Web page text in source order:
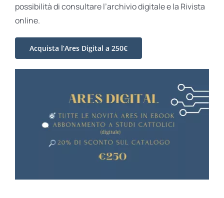
possibilità di consultare l’archivio digitale e la Rivista
online.
Acquista l’Ares Digital a 250€